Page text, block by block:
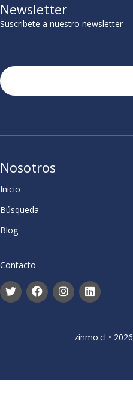
Newsletter
Suscribete a nuestro newsletter
Nosotros
Inicio
Búsqueda
Blog
Contacto
zinmo.cl • 2026